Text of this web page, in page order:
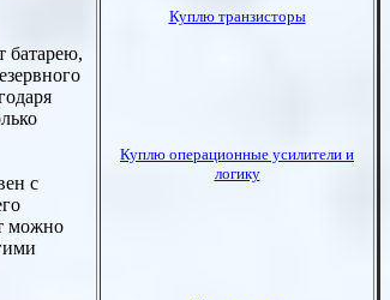
батарею,
с
можно